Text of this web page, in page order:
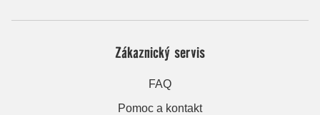
Zákaznický servis
FAQ
Pomoc a kontakt